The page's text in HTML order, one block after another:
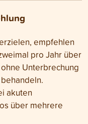
empfehlen
pro Jahr über
Unterbrechung
akuten
über mehrere